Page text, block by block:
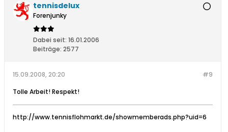
tennisdelux
Forenjunky
Dabei seit: 16.01.2006
Beiträge: 2577
#9
15.09.2008, 20:20
Tolle Arbeit! Respekt!
http://www.tennisflohmarkt.de/showmemberads.php?uid=6